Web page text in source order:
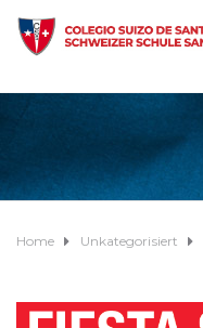
Home Unkategorisiert